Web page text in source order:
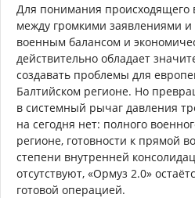
Для понимания происходящего
между громкими заявлениями и
военным балансом и
действительно обладает
создавать проблемы для
Балтийском регионе. Но
в системный рычаг давления
на сегодня нет: полного
регионе, готовности к прямой
степени внутренней
отсутствуют, «Ормуз 2.0»
готовой операцией.